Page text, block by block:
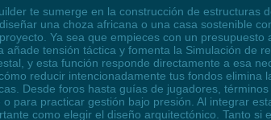
te sumerge en la construcción de estructuras
una choza africana o una casa sostenible
Ya sea que empieces con un
añade tensión táctica y fomenta la Simulación de
y esta función responde directamente a esa
reducir intencionadamente tus fondos
Desde foros hasta guías de jugadores,
o para practicar gestión bajo presión. Al integrar
como elegir el diseño arquitectónico. Tanto